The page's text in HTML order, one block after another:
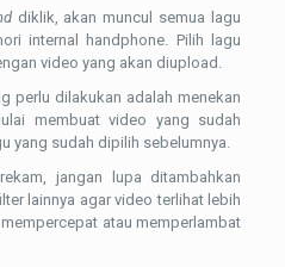
diklik, akan muncul semua lagu
internal handphone. Pilih lagu
video yang akan diupload.
perlu dilakukan adalah menekan
membuat video yang sudah
yang sudah dipilih sebelumnya.
jangan lupa ditambahkan
lainnya agar video terlihat lebih
atau memperlambat